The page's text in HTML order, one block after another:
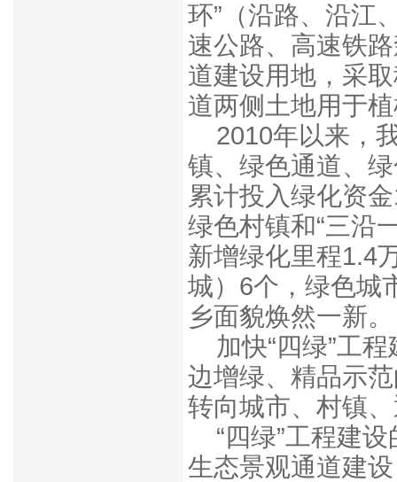
环”（沿路、沿江
速公路、高速铁
道建设用地，采
道两侧土地用于
2010年以来，
镇、绿色通道、
累计投入绿化资
绿色村镇和“三沿
新增绿化里程1.4
城）6个，绿色城
乡面貌焕然一新。
加快“四绿”工
边增绿、精品示
转向城市、村镇
“四绿”工程建
生态景观通道建